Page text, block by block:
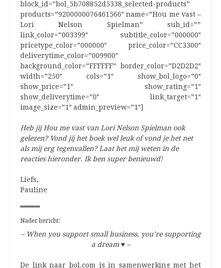
block_id=”bol_5b708852d5338_selected-products”
products=”9200000076461566″ name=”Hou me vast –
Lori Nelson Spielman” sub_id=””
link_color=”003399″ subtitle_color=”000000″
pricetype_color=”000000″ price_color=”CC3300″
deliverytime_color=”009900″
background_color=”FFFFFF” border_color=”D2D2D2″
width=”250″ cols=”1″ show_bol_logo=”0″
show_price=”1″ show_rating=”1″
show_deliverytime=”0″ link_target=”1″
image_size=”1″ admin_preview=”1″]
Heb jij Hou me vast van Lori Nelson Spielman ook
gelezen? Vond jij het boek wel leuk of vond je het net
als mij erg tegenvallen? Laat het mij weten in de
reacties hieronder. Ik ben super benieuwd!
Liefs,
Pauline
Nader bericht:
– When you support small business, you’re supporting
a dream ♥ –
De link naar bol.com is in samenwerking met het